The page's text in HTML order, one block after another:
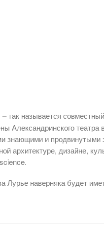
–так называется
Александринского
знающими и продвинутыми
архитектуре, дизайне,
Лурье наверняка будет